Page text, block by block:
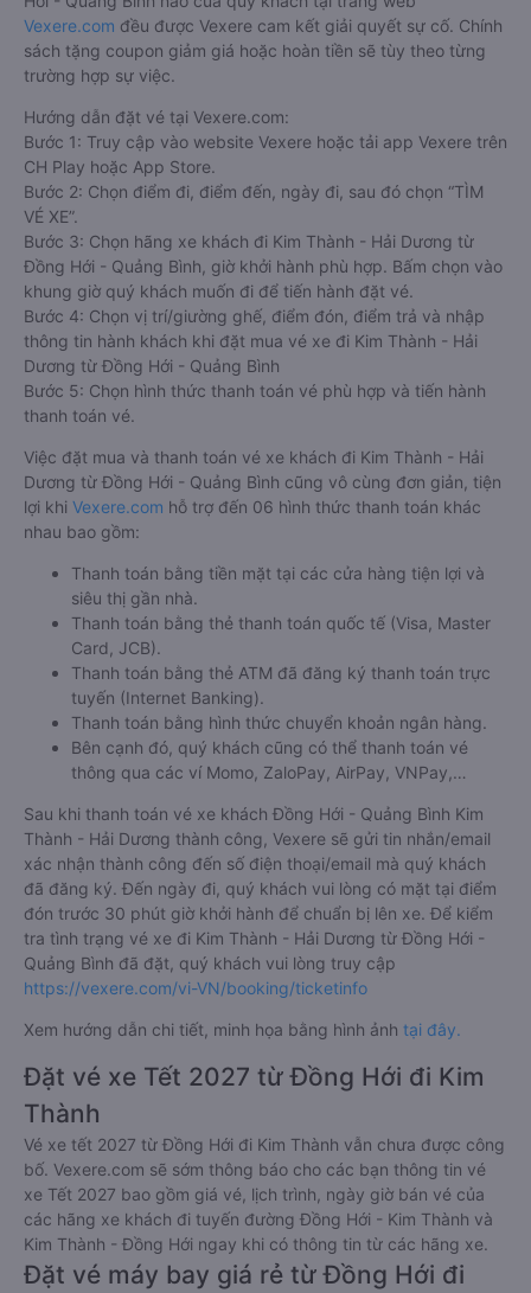
Vexere.com đều được Vexere cam kết giải quyết sự cố. Chính
sách tặng coupon giảm giá hoặc hoàn tiền sẽ tùy theo từng
trường hợp sự việc.
Hướng dẫn đặt vé tại Vexere.com:
Bước 1: Truy cập vào website Vexere hoặc tải app Vexere trên
CH Play hoặc App Store.
Bước 2: Chọn điểm đi, điểm đến, ngày đi, sau đó chọn “TÌM
VÉ XE”.
Bước 3: Chọn hãng xe khách đi Kim Thành - Hải Dương từ
Đồng Hới - Quảng Bình, giờ khởi hành phù hợp. Bấm chọn vào
khung giờ quý khách muốn đi để tiến hành đặt vé.
Bước 4: Chọn vị trí/giường ghế, điểm đón, điểm trả và nhập
thông tin hành khách khi đặt mua vé xe đi Kim Thành - Hải
Dương từ Đồng Hới - Quảng Bình
Bước 5: Chọn hình thức thanh toán vé phù hợp và tiến hành
thanh toán vé.
Việc đặt mua và thanh toán vé xe khách đi Kim Thành - Hải
Dương từ Đồng Hới - Quảng Bình cũng vô cùng đơn giản, tiện
lợi khi Vexere.com hỗ trợ đến 06 hình thức thanh toán khác
nhau bao gồm:
Thanh toán bằng tiền mặt tại các cửa hàng tiện lợi và
siêu thị gần nhà.
Thanh toán bằng thẻ thanh toán quốc tế (Visa, Master
Card, JCB).
Thanh toán bằng thẻ ATM đã đăng ký thanh toán trực
tuyến (Internet Banking).
Thanh toán bằng hình thức chuyển khoản ngân hàng.
Bên cạnh đó, quý khách cũng có thể thanh toán vé
thông qua các ví Momo, ZaloPay, AirPay, VNPay,…
Sau khi thanh toán vé xe khách Đồng Hới - Quảng Bình Kim
Thành - Hải Dương thành công, Vexere sẽ gửi tin nhắn/email
xác nhận thành công đến số điện thoại/email mà quý khách
đã đăng ký. Đến ngày đi, quý khách vui lòng có mặt tại điểm
đón trước 30 phút giờ khởi hành để chuẩn bị lên xe. Để kiểm
tra tình trạng vé xe đi Kim Thành - Hải Dương từ Đồng Hới -
Quảng Bình đã đặt, quý khách vui lòng truy cập
https://vexere.com/vi-VN/booking/ticketinfo
Xem hướng dẫn chi tiết, minh họa bằng hình ảnh tại đây.
Đặt vé xe Tết 2027 từ Đồng Hới đi Kim
Thành
Vé xe tết 2027 từ Đồng Hới đi Kim Thành vẫn chưa được công
bố. Vexere.com sẽ sớm thông báo cho các bạn thông tin vé
xe Tết 2027 bao gồm giá vé, lịch trình, ngày giờ bán vé của
các hãng xe khách đi tuyến đường Đồng Hới - Kim Thành và
Kim Thành - Đồng Hới ngay khi có thông tin từ các hãng xe.
Đặt vé máy bay giá rẻ từ Đồng Hới đi